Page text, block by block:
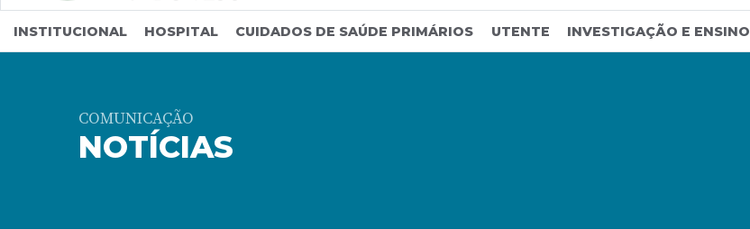
INSTITUCIONAL HOSPITAL CUIDADOS DE SAÚDE PRIMÁRIOS UTENTE INVESTIGAÇÃO E ENSINO
COMUNICAÇÃO
NOTÍCIAS